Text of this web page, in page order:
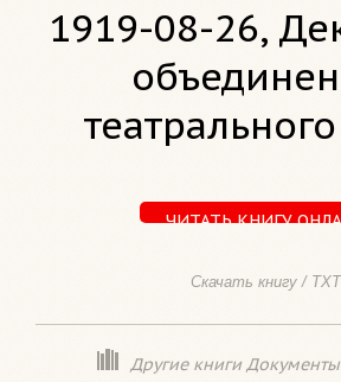
1919-08-26,
ЧИТАТЬ КНИГУ
Скачать книгу / TXT
Другие книги